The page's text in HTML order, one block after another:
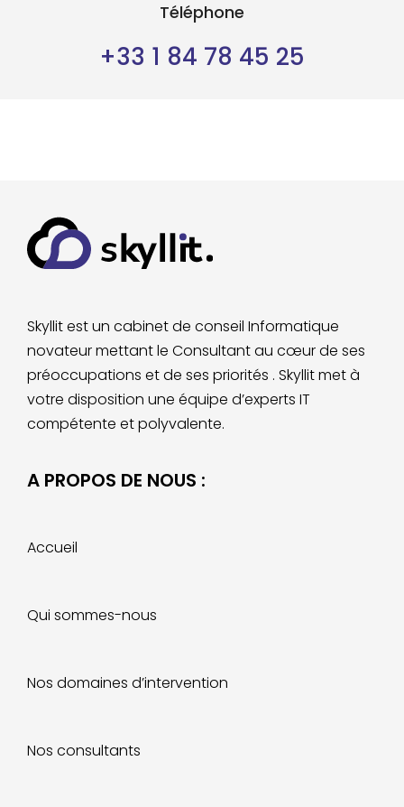
Téléphone
+33 1 84 78 45 25
Skyllit est un cabinet de conseil Informatique
novateur mettant le Consultant au cœur de ses
préoccupations et de ses priorités . Skyllit met à
votre disposition une équipe d’experts IT
compétente et polyvalente.
A PROPOS DE NOUS :
Accueil
Qui sommes-nous
Nos domaines d’intervention
Nos consultants